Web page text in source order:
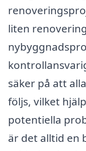
liten
säker på att
följs, vilket
potentiella
är det alltid en